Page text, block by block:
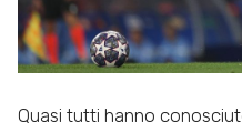
Quasi tutti hanno